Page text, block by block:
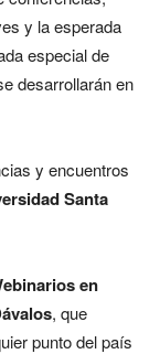
y la esperada
especial de
desarrollarán en
y encuentros
Santa
en
, que
punto del país